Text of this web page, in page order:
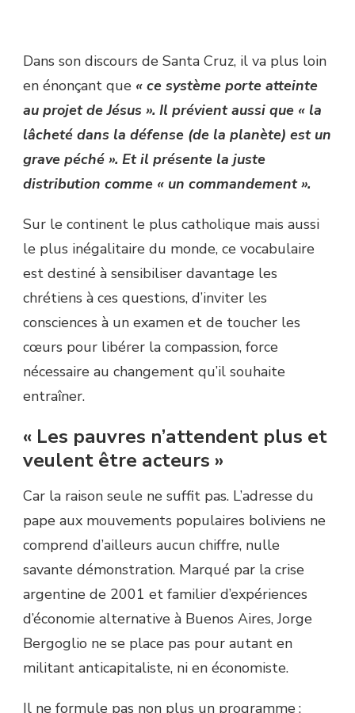
Dans son discours de Santa Cruz, il va plus loin
en énonçant que « ce système porte atteinte
au projet de Jésus ». Il prévient aussi que « la
lâcheté dans la défense (de la planète) est un
grave péché ». Et il présente la juste
distribution comme « un commandement ».
Sur le continent le plus catholique mais aussi
le plus inégalitaire du monde, ce vocabulaire
est destiné à sensibiliser davantage les
chrétiens à ces questions, d’inviter les
consciences à un examen et de toucher les
cœurs pour libérer la compassion, force
nécessaire au changement qu’il souhaite
entraîner.
« Les pauvres n’attendent plus et
veulent être acteurs »
Car la raison seule ne suffit pas. L’adresse du
pape aux mouvements populaires boliviens ne
comprend d’ailleurs aucun chiffre, nulle
savante démonstration. Marqué par la crise
argentine de 2001 et familier d’expériences
d’économie alternative à Buenos Aires, Jorge
Bergoglio ne se place pas pour autant en
militant anticapitaliste, ni en économiste.
Il ne formule pas non plus un programme :